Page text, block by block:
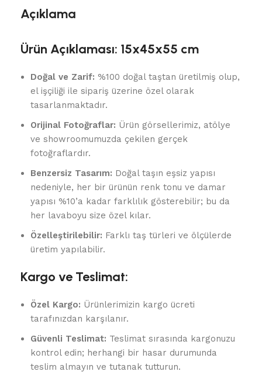
Açıklama
Ürün Açıklaması: 15x45x55 cm
Doğal ve Zarif: %100 doğal taştan üretilmiş olup,
el işçiliği ile sipariş üzerine özel olarak
tasarlanmaktadır.
Orijinal Fotoğraflar: Ürün görsellerimiz, atölye
ve showroomumuzda çekilen gerçek
fotoğraflardır.
Benzersiz Tasarım: Doğal taşın eşsiz yapısı
nedeniyle, her bir ürünün renk tonu ve damar
yapısı %10’a kadar farklılık gösterebilir; bu da
her lavaboyu size özel kılar.
Özelleştirilebilir: Farklı taş türleri ve ölçülerde
üretim yapılabilir.
Kargo ve Teslimat:
Özel Kargo: Ürünlerimizin kargo ücreti
tarafınızdan karşılanır.
Güvenli Teslimat: Teslimat sırasında kargonuzu
kontrol edin; herhangi bir hasar durumunda
teslim almayın ve tutanak tutturun.